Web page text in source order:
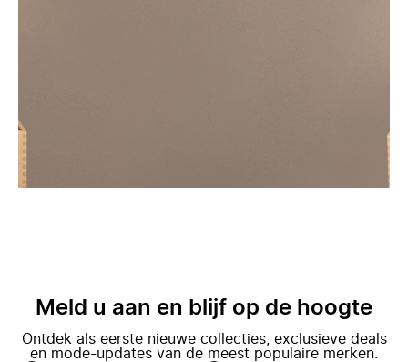
Meld u aan en blijf op de hoogte
Ontdek als eerste nieuwe collecties, exclusieve deals
en mode-updates van de meest populaire merken.